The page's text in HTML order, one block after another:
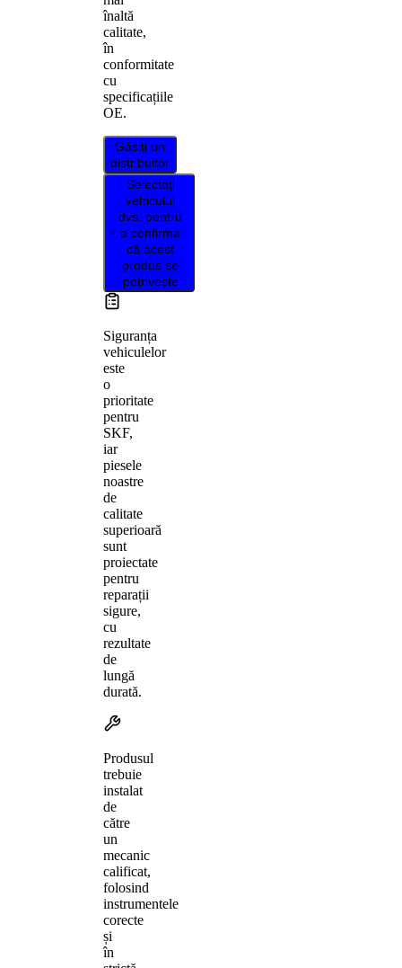
înaltă
calitate,
în
conformitate
cu
specificațiile
OE.
Găsiți un
distribuitor
Selectați
vehiculul
dvs. pentru
a confirma
că acest
produs se
potrivește
Siguranța
vehiculelor
este
o
prioritate
pentru
SKF,
iar
piesele
noastre
de
calitate
superioară
sunt
proiectate
pentru
reparații
sigure,
cu
rezultate
de
lungă
durată.
Produsul
trebuie
instalat
de
către
un
mecanic
calificat,
folosind
instrumentele
corecte
și
în